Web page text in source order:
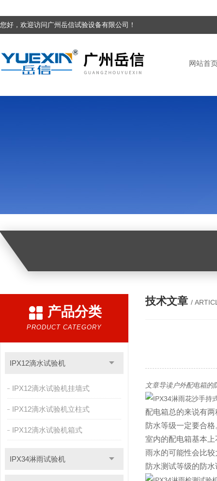
您好，欢迎访问广州岳信试验设备有限公司！
网站首
产品分类
PRODUCT CATEGORY
IPX12滴水试验机
IPX12滴水试验机挂墙式
IPX12滴水试验机立柱式
IPX12滴水试验机箱式
IPX34淋雨试验机
技术文章 /
文章导读户外配电箱的
配电箱总的来说有
防水等级一定要合
室内的配电箱基本
雨水的可能性会比
防水测试等级的防